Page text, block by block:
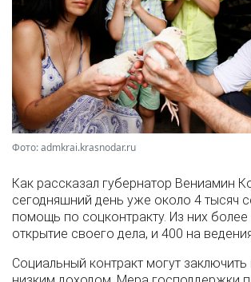
Фото: admkrai.krasnodar.ru
Как рассказал губернатор Вениамин
сегодняшний день уже около 4 тысяч
помощь по соцконтракту. Из них более
открытие своего дела, и 400 на
Социальный контракт могут